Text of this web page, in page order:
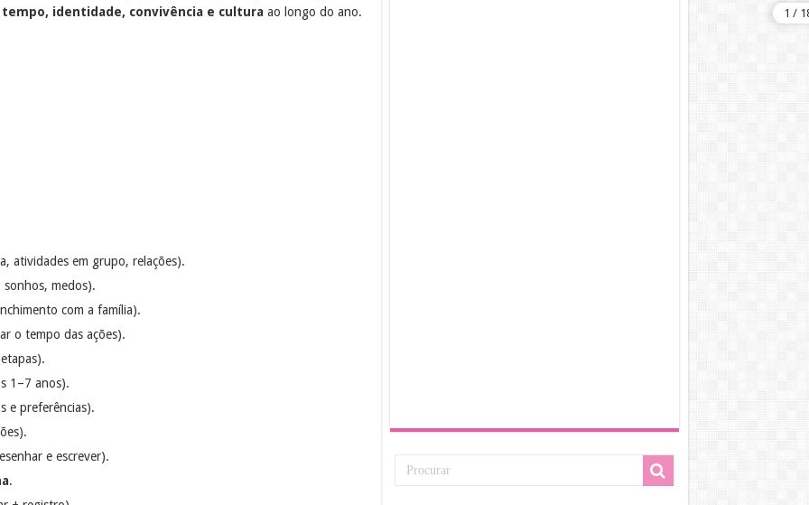
tempo, identidade, convivência e cultura ao longo do ano.
atividades em grupo, relações).
medos).
com a família).
o tempo das ações).
1–7 anos).
e preferências).
e escrever).
.